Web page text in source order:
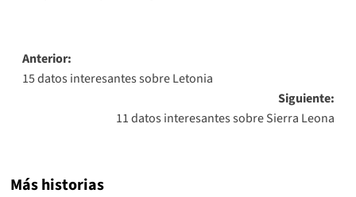
Navegación
de
Anterior:
15 datos interesantes sobre Letonia
Siguiente:
11 datos interesantes sobre Sierra Leona
Más historias